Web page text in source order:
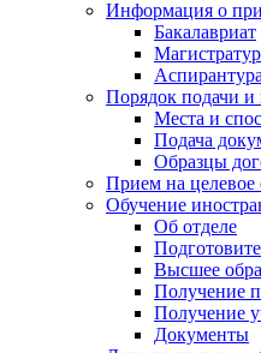
Информация о
Бакалавриат
Аспирантура
Порядок подачи
Места и
Подача
Образцы
Прием на целевое
Обучение
Об отделе
Высшее
Получение
Получение
Документы